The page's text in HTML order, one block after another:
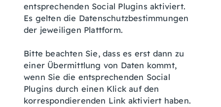
entsprechenden Social Plugins aktiviert.
Es gelten die Datenschutzbestimmungen
der jeweiligen Plattform.
Bitte beachten Sie, dass es erst dann zu
einer Übermittlung von Daten kommt,
wenn Sie die entsprechenden Social
Plugins durch einen Klick auf den
korrespondierenden Link aktiviert haben.